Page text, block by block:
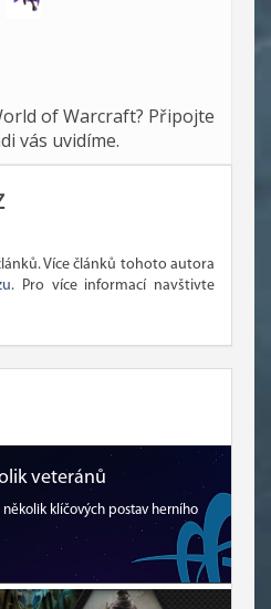
of Warcraft? Připojte
vás uvidíme.
Více článků tohoto autora
. Pro více informací navštivte
veteránů
klíčových postav herního